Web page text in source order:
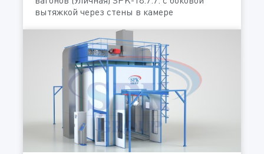
вытяжкой через стены в камере